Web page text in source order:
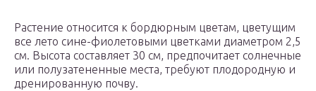
Растение относится к бордюрным цветам, цветущим
все лето сине-фиолетовыми цветками диаметром 2,5
см. Высота составляет 30 см, предпочитает солнечные
или полузатененные места, требуют плодородную и
дренированную почву.